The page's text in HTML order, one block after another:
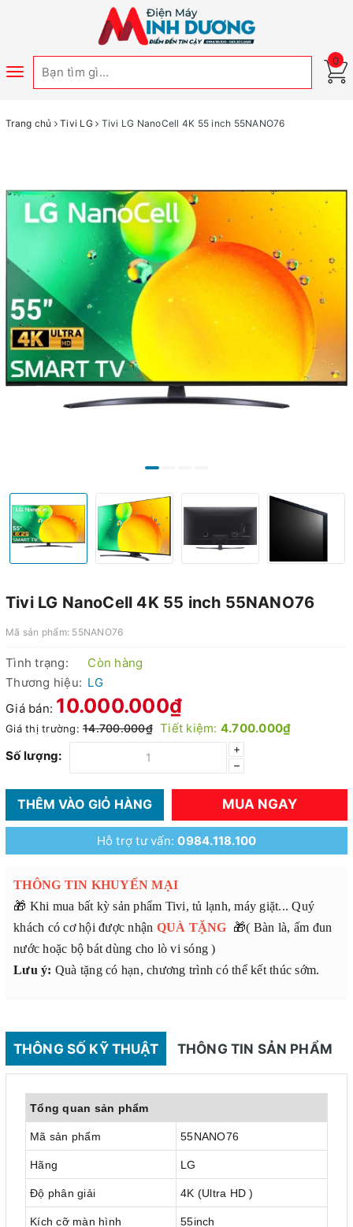
Toggle
0
Trang chủ Tivi LG Tivi LG NanoCell 4K 55 inch 55NANO76
Tivi LG NanoCell 4K 55 inch 55NANO76
Mã sản phẩm: 55NANO76
Tình trạng:
Còn hàng
Thương hiệu: LG
Giá bán: 10.000.000₫
Giá thị trường: 14.700.000₫ Tiết kiệm: 4.700.000₫
Số lượng:
+
–
THÊM VÀO GIỎ HÀNG MUA NGAY
Hỗ trợ tư vấn:0984.118.100
THÔNG TIN KHUYẾN MẠI
🎁 Khi mua bất kỳ sản phẩm Tivi, tủ lạnh, máy giặt... Quý
khách có cơ hội được nhận QUÀ TẶNG 🎁( Bàn là, ấm đun
nước hoặc bộ bát dùng cho lò vi sóng )
Lưu ý: Quà tặng có hạn, chương trình có thể kết thúc sớm.
THÔNG SỐ KỸ THUẬT THÔNG TIN SẢN PHẨM
Tổng quan sản phẩm
Mã sản phẩm 55NANO76
Hãng LG
Độ phân giải 4K (Ultra HD )
Kích cỡ màn hình 55inch